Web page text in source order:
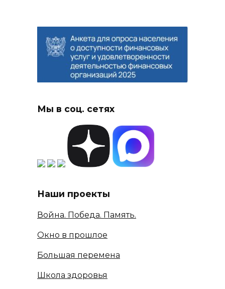
Мы в соц. сетях
Наши проекты
Война. Победа. Память.
Окно в прошлое
Большая перемена
Школа здоровья